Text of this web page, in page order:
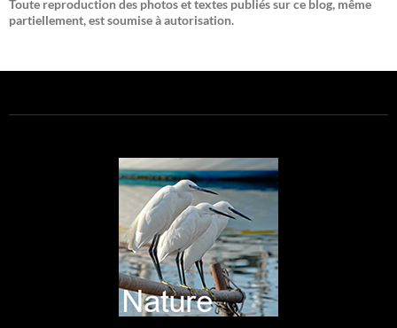
Toute reproduction des photos et textes publiés sur ce blog, même
partiellement, est soumise à autorisation.